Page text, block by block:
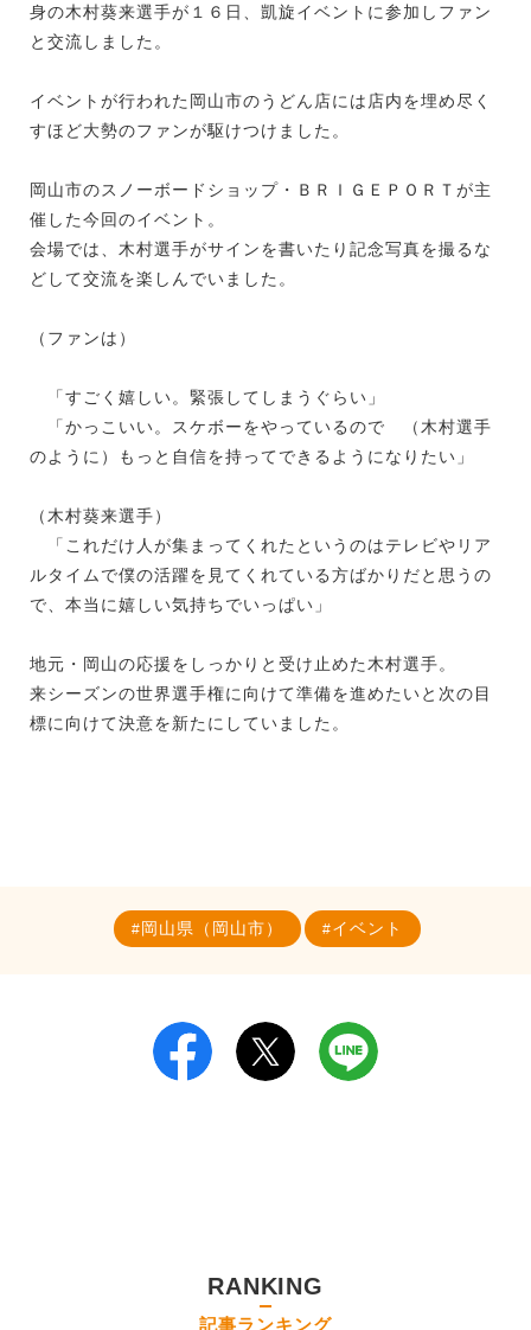
身の木村葵来選手が１６日、凱旋イベントに参加しファン
と交流しました。
イベントが行われた岡山市のうどん店には店内を埋め尽く
すほど大勢のファンが駆けつけました。
岡山市のスノーボードショップ・ＢＲＩＧＥＰＯＲＴが主
催した今回のイベント。
会場では、木村選手がサインを書いたり記念写真を撮るな
どして交流を楽しんでいました。
（ファンは）
「すごく嬉しい。緊張してしまうぐらい」
「かっこいい。スケボーをやっているので （木村選手
のように）もっと自信を持ってできるようになりたい」
（木村葵来選手）
「これだけ人が集まってくれたというのはテレビやリア
ルタイムで僕の活躍を見てくれている方ばかりだと思うの
で、本当に嬉しい気持ちでいっぱい」
地元・岡山の応援をしっかりと受け止めた木村選手。
来シーズンの世界選手権に向けて準備を進めたいと次の目
標に向けて決意を新たにしていました。
岡山県（岡山市） イベント
RANKING
記事ランキング